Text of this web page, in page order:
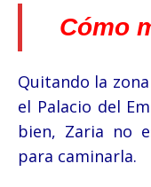
Cómo
Quitando la
el Palacio del
bien, Zaria no
para caminarla.